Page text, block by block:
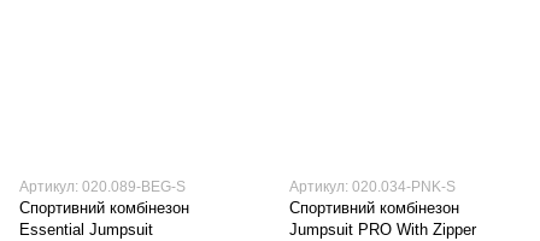
Артикул: 020.089-BEG-S
Спортивний комбінезон
Essential Jumpsuit
Артикул: 020.034-PNK-S
Спортивний комбінезон
Jumpsuit PRO With Zipper